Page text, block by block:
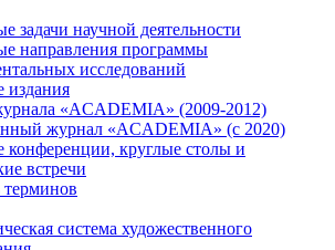
задачи научной деятельности
направления программы
исследований
издания
«ACADEMIA» (2009-2012)
журнал «ACADEMIA» (с 2020)
конференции, круглые столы и
встречи
терминов
система художественного